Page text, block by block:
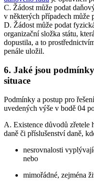
C. Žádost může podat
v některých případech může
D. Žádost může podat
organizační složka státu,
dopustila, a to
penále uložil.
6. Jaké jsou
situace
Podmínky a postup pro
uvedených výše v bodě 04
A. Existence důvodů zřetele
daně či příslušenství daně,
nesrovnalosti
nebo
mimořádné, zejména